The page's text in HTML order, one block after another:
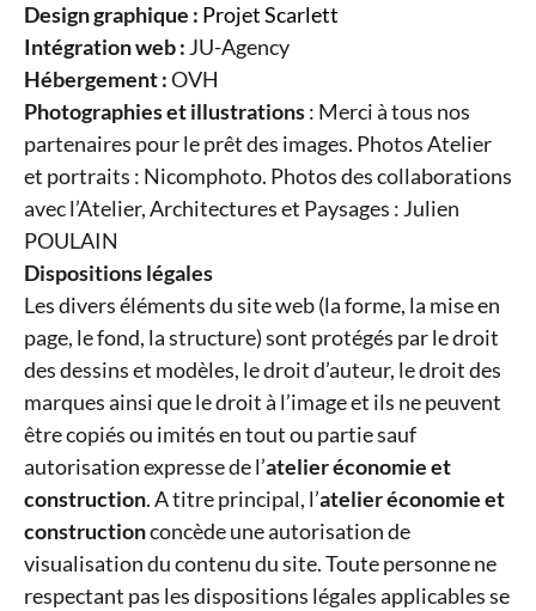
Design graphique : Projet Scarlett
Intégration web : JU-Agency
Hébergement:OVH
Photographies et illustrations: Merci à tous nos
partenaires pour le prêt des images. Photos Atelier
et portraits : Nicomphoto. Photos des collaborations
avec l’Atelier, Architectures et Paysages : Julien
POULAIN
Dispositions légales
Les divers éléments du site web (la forme, la mise en
page, le fond, la structure) sont protégés par le droit
des dessins et modèles, le droit d’auteur, le droit des
marques ainsi que le droit à l’image et ils ne peuvent
être copiés ou imités en tout ou partie sauf
autorisation expresse de l’atelier économie et
construction. A titre principal, l’atelier économie et
constructionconcède une autorisation de
visualisation du contenu du site. Toute personne ne
respectant pas les dispositions légales applicables se